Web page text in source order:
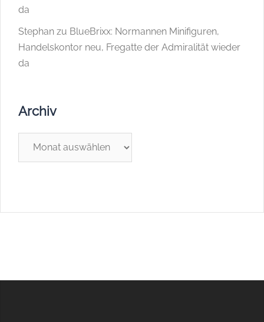
da
Stephan zu BlueBrixx: Normannen Minifiguren,
Handelskontor neu, Fregatte der Admiralität wieder
da
Archiv